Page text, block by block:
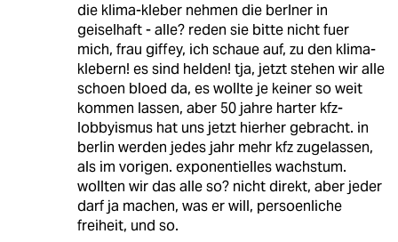
die klima-kleber nehmen die berlner in
geiselhaft - alle? reden sie bitte nicht fuer
mich, frau giffey, ich schaue auf, zu den klima-
klebern! es sind helden! tja, jetzt stehen wir alle
schoen bloed da, es wollte je keiner so weit
kommen lassen, aber 50 jahre harter kfz-
lobbyismus hat uns jetzt hierher gebracht. in
berlin werden jedes jahr mehr kfz zugelassen,
als im vorigen. exponentielles wachstum.
wollten wir das alle so? nicht direkt, aber jeder
darf ja machen, was er will, persoenliche
freiheit, und so.